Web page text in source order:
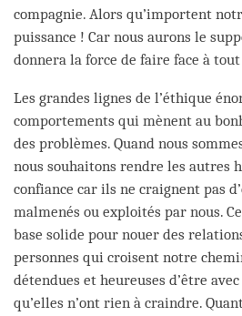
compagnie. Alors qu’importent
puissance ! Car nous aurons le
donnera la force de faire face à
Les grandes lignes de l’éthique
comportements qui mènent au
des problèmes. Quand nous
nous souhaitons rendre les autres
confiance car ils ne craignent pas
malmenés ou exploités par nous.
base solide pour nouer des
personnes qui croisent notre
détendues et heureuses d’être
qu’elles n’ont rien à craindre.